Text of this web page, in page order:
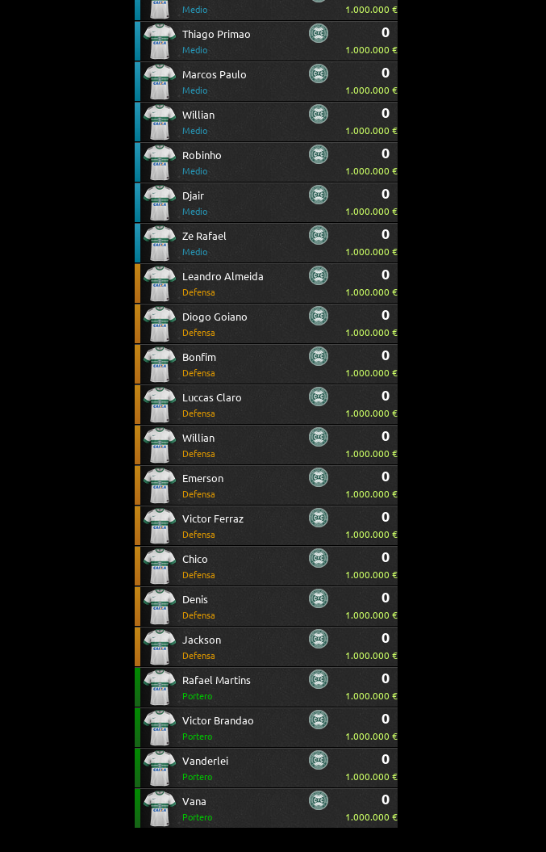
Medio 1.000.000 €
Thiago Primao
Medio
0
1.000.000 €
Marcos Paulo
Medio
0
1.000.000 €
Willian
Medio
0
1.000.000 €
Robinho
Medio
0
1.000.000 €
Djair
Medio
0
1.000.000 €
Ze Rafael
Medio
0
1.000.000 €
Leandro Almeida
Defensa
0
1.000.000 €
Diogo Goiano
Defensa
0
1.000.000 €
Bonfim
Defensa
0
1.000.000 €
Luccas Claro
Defensa
0
1.000.000 €
Willian
Defensa
0
1.000.000 €
Emerson
Defensa
0
1.000.000 €
Victor Ferraz
Defensa
0
1.000.000 €
Chico
Defensa
0
1.000.000 €
Denis
Defensa
0
1.000.000 €
Jackson
Defensa
0
1.000.000 €
Rafael Martins
Portero
0
1.000.000 €
Victor Brandao
Portero
0
1.000.000 €
Vanderlei
Portero
0
1.000.000 €
Vana
Portero
0
1.000.000 €